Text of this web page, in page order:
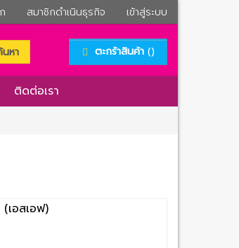
สมาชิกดำเนินธุรกิจ เข้าสู่ระบบ
หา ตะกร้าสินค้า ()
ติดต่อเรา
เอสเอฟ)